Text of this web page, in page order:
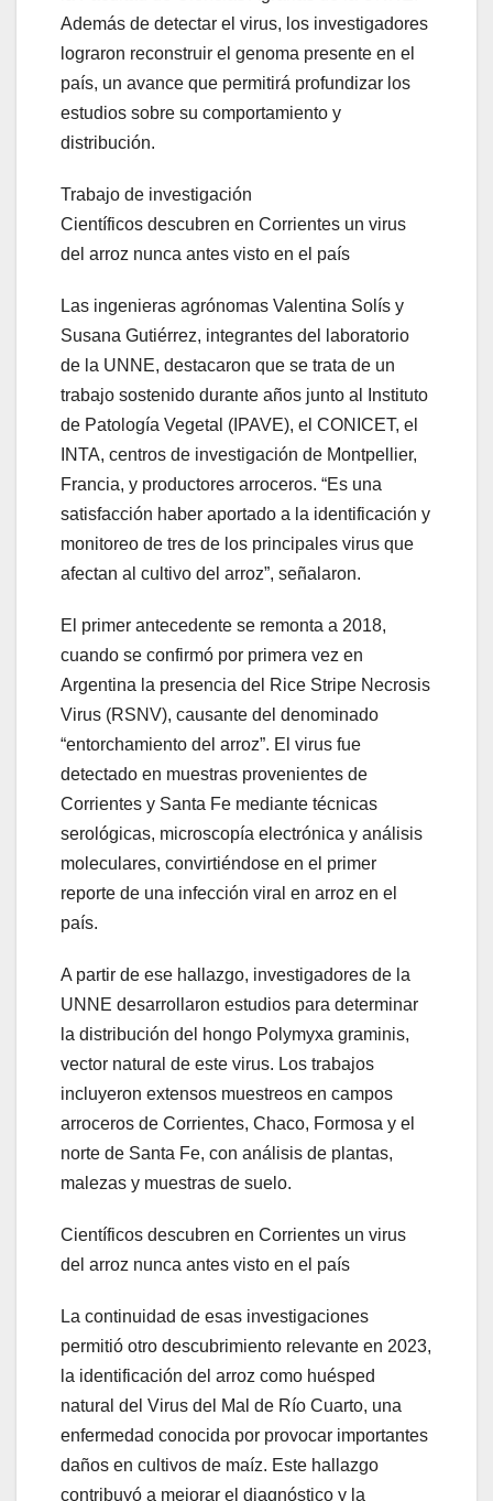
Además de detectar el virus, los investigadores
lograron reconstruir el genoma presente en el
país, un avance que permitirá profundizar los
estudios sobre su comportamiento y
distribución.
Trabajo de investigación
Científicos descubren en Corrientes un virus
del arroz nunca antes visto en el país
Las ingenieras agrónomas Valentina Solís y
Susana Gutiérrez, integrantes del laboratorio
de la UNNE, destacaron que se trata de un
trabajo sostenido durante años junto al Instituto
de Patología Vegetal (IPAVE), el CONICET, el
INTA, centros de investigación de Montpellier,
Francia, y productores arroceros. “Es una
satisfacción haber aportado a la identificación y
monitoreo de tres de los principales virus que
afectan al cultivo del arroz”, señalaron.
El primer antecedente se remonta a 2018,
cuando se confirmó por primera vez en
Argentina la presencia del Rice Stripe Necrosis
Virus (RSNV), causante del denominado
“entorchamiento del arroz”. El virus fue
detectado en muestras provenientes de
Corrientes y Santa Fe mediante técnicas
serológicas, microscopía electrónica y análisis
moleculares, convirtiéndose en el primer
reporte de una infección viral en arroz en el
país.
A partir de ese hallazgo, investigadores de la
UNNE desarrollaron estudios para determinar
la distribución del hongo Polymyxa graminis,
vector natural de este virus. Los trabajos
incluyeron extensos muestreos en campos
arroceros de Corrientes, Chaco, Formosa y el
norte de Santa Fe, con análisis de plantas,
malezas y muestras de suelo.
Científicos descubren en Corrientes un virus
del arroz nunca antes visto en el país
La continuidad de esas investigaciones
permitió otro descubrimiento relevante en 2023,
la identificación del arroz como huésped
natural del Virus del Mal de Río Cuarto, una
enfermedad conocida por provocar importantes
daños en cultivos de maíz. Este hallazgo
contribuyó a mejorar el diagnóstico y la